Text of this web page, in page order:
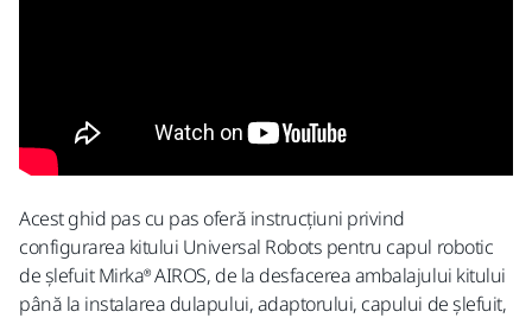
Acest ghid pas cu pas oferă instrucțiuni privind
configurarea kitului Universal Robots pentru capul robotic
de șlefuit Mirka® AIROS, de la desfacerea ambalajului kitului
până la instalarea dulapului, adaptorului, capului de șlefuit,